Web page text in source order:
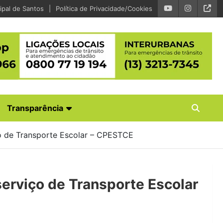
de Santos Política de Privacidade/Cookies
Transparência
Transporte Escolar – CPESTCE
de Transporte Escolar